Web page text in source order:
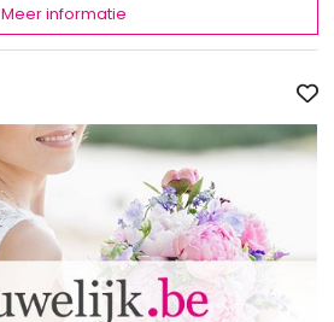
Meer informatie